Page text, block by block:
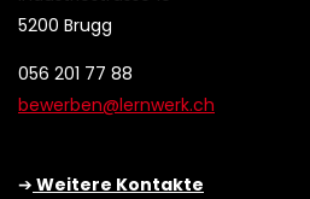
5200 Brugg
056 201 77 88
bewerben@lernwerk.ch
➔ Weitere Kontakte